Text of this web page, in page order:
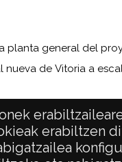
erabiltzen
planta general del
nueva de Vitoria a
de 1
páginas
1–18
de 18
results